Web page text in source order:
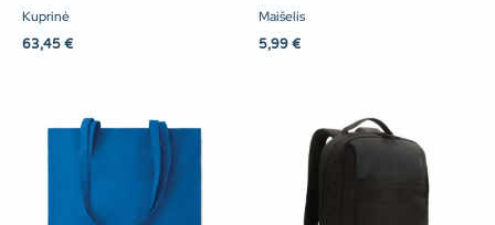
Kuprinė
63,45 €
Maišelis
5,99 €